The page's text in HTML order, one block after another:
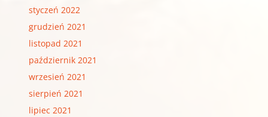
styczeń 2022
grudzień 2021
listopad 2021
październik 2021
wrzesień 2021
sierpień 2021
lipiec 2021